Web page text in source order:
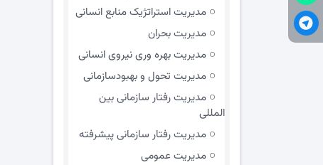
مدیریت استراتژیک منابع انسانی
مدیریت بحران
مدیریت بهره وری نیروی انسانی
مدیریت تحول و بهبود‌سازمانی
مدیریت رفتار سازمانی بین
المللی
مدیریت رفتار سازمانی پیشرفته
مدیریت عمومی